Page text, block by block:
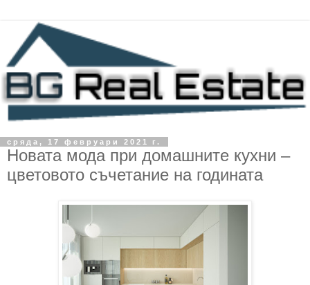
сряда, 17 февруари 2021 г.
Новата мода при домашните кухни –
цветовото съчетание на годината